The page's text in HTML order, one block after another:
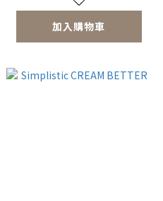
加入購物車